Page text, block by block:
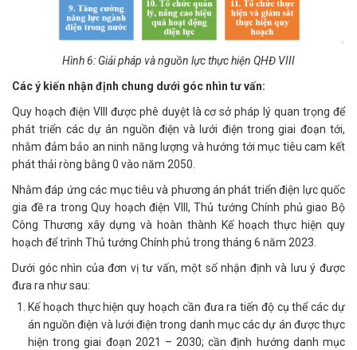
Hình 6: Giải pháp và nguồn lực thực hiện QHĐ VIII
Các ý kiến nhận định chung dưới góc nhìn tư vấn:
Quy hoạch điện VIII được phê duyệt là cơ sở pháp lý quan trọng để
phát triển các dự án nguồn điện và lưới điện trong giai đoạn tới,
nhằm đảm bảo an ninh năng lượng và hướng tới mục tiêu cam kết
phát thải ròng bằng 0 vào năm 2050.
Nhằm đáp ứng các mục tiêu và phương án phát triển điện lực quốc
gia đề ra trong Quy hoạch điện VIII, Thủ tướng Chính phủ giao Bộ
Công Thương xây dựng và hoàn thành Kế hoạch thực hiện quy
hoạch để trình Thủ tướng Chính phủ trong tháng 6 năm 2023.
Dưới góc nhìn của đơn vị tư vấn, một số nhận định và lưu ý được
đưa ra như sau:
Kế hoạch thực hiện quy hoạch cần đưa ra tiến độ cụ thể các dự
án nguồn điện và lưới điện trong danh mục các dự án được thực
hiện trong giai đoạn 2021 – 2030; cần định hướng danh mục